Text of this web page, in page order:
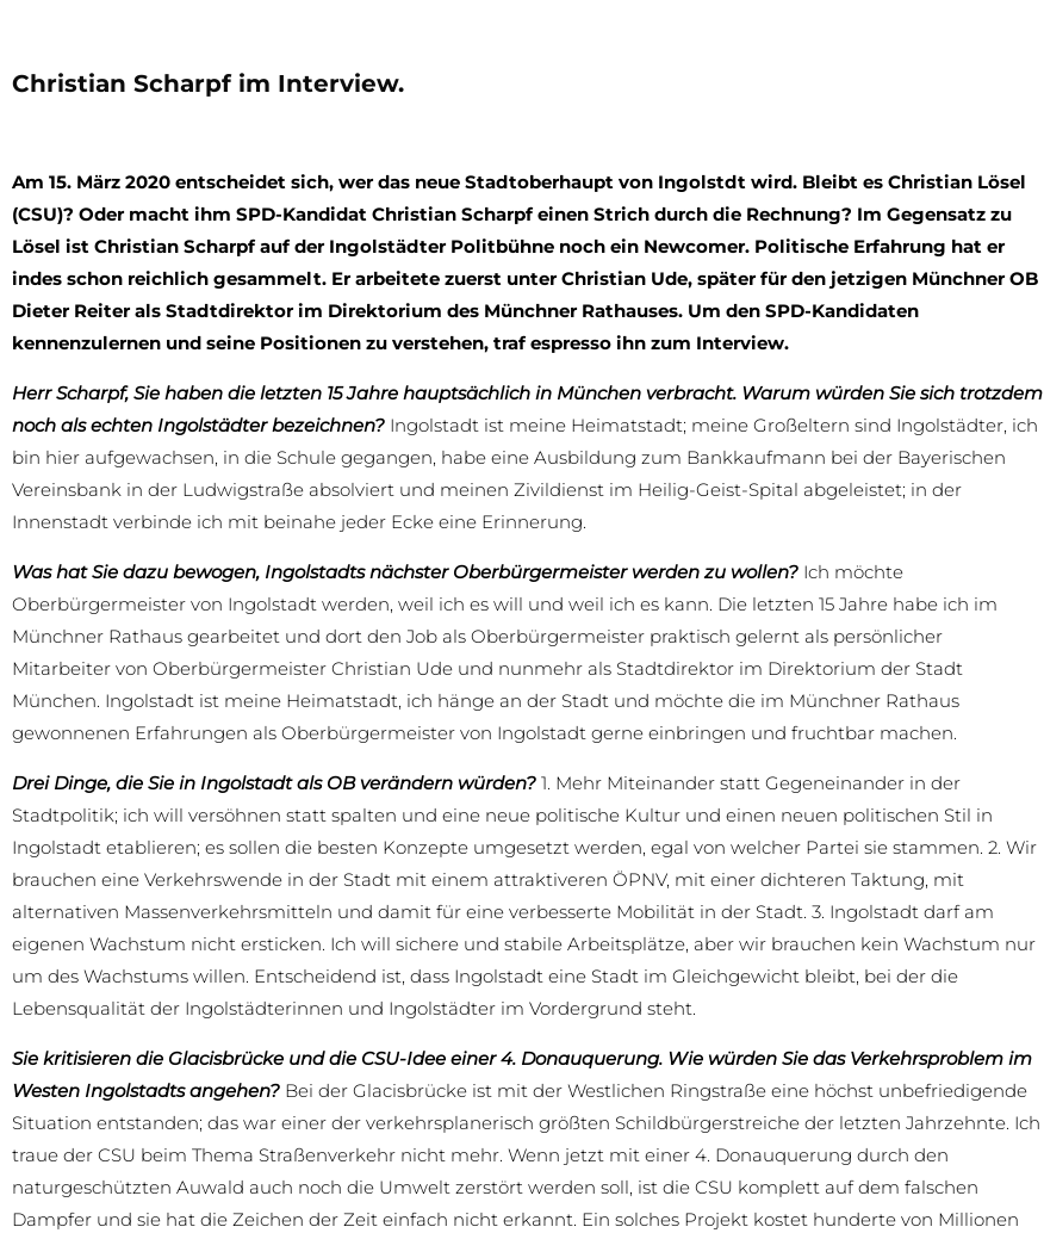
Christian Scharpf im Interview.
Am 15. März 2020 entscheidet sich, wer das neue Stadtoberhaupt von Ingolstdt wird. Bleibt es Christian Lösel
(CSU)? Oder macht ihm SPD-Kandidat Christian Scharpf einen Strich durch die Rechnung? Im Gegensatz zu
Lösel ist Christian Scharpf auf der Ingolstädter Politbühne noch ein Newcomer. Politische Erfahrung hat er
indes schon reichlich gesammelt. Er arbeitete zuerst unter Christian Ude, später für den jetzigen Münchner OB
Dieter Reiter als Stadtdirektor im Direktorium des Münchner Rathauses. Um den SPD-Kandidaten
kennenzulernen und seine Positionen zu verstehen, traf espresso ihn zum Interview.
Herr Scharpf, Sie haben die letzten 15 Jahre hauptsächlich in München verbracht. Warum würden Sie sich trotzdem
noch als echten Ingolstädter bezeichnen? Ingolstadt ist meine Heimatstadt; meine Großeltern sind Ingolstädter, ich
bin hier aufgewachsen, in die Schule gegangen, habe eine Ausbildung zum Bankkaufmann bei der Bayerischen
Vereinsbank in der Ludwigstraße absolviert und meinen Zivildienst im Heilig-Geist-Spital abgeleistet; in der
Innenstadt verbinde ich mit beinahe jeder Ecke eine Erinnerung.
Was hat Sie dazu bewogen, Ingolstadts nächster Oberbürgermeister werden zu wollen? Ich möchte
Oberbürgermeister von Ingolstadt werden, weil ich es will und weil ich es kann. Die letzten 15 Jahre habe ich im
Münchner Rathaus gearbeitet und dort den Job als Oberbürgermeister praktisch gelernt als persönlicher
Mitarbeiter von Oberbürgermeister Christian Ude und nunmehr als Stadtdirektor im Direktorium der Stadt
München. Ingolstadt ist meine Heimatstadt, ich hänge an der Stadt und möchte die im Münchner Rathaus
gewonnenen Erfahrungen als Oberbürgermeister von Ingolstadt gerne einbringen und fruchtbar machen.
Drei Dinge, die Sie in Ingolstadt als OB verändern würden? 1. Mehr Miteinander statt Gegeneinander in der
Stadtpolitik; ich will versöhnen statt spalten und eine neue politische Kultur und einen neuen politischen Stil in
Ingolstadt etablieren; es sollen die besten Konzepte umgesetzt werden, egal von welcher Partei sie stammen. 2. Wir
brauchen eine Verkehrswende in der Stadt mit einem attraktiveren ÖPNV, mit einer dichteren Taktung, mit
alternativen Massenverkehrsmitteln und damit für eine verbesserte Mobilität in der Stadt. 3. Ingolstadt darf am
eigenen Wachstum nicht ersticken. Ich will sichere und stabile Arbeitsplätze, aber wir brauchen kein Wachstum nur
um des Wachstums willen. Entscheidend ist, dass Ingolstadt eine Stadt im Gleichgewicht bleibt, bei der die
Lebensqualität der Ingolstädterinnen und Ingolstädter im Vordergrund steht.
Sie kritisieren die Glacisbrücke und die CSU-Idee einer 4. Donauquerung. Wie würden Sie das Verkehrsproblem im
Westen Ingolstadts angehen? Bei der Glacisbrücke ist mit der Westlichen Ringstraße eine höchst unbefriedigende
Situation entstanden; das war einer der verkehrsplanerisch größten Schildbürgerstreiche der letzten Jahrzehnte. Ich
traue der CSU beim Thema Straßenverkehr nicht mehr. Wenn jetzt mit einer 4. Donauquerung durch den
naturgeschützten Auwald auch noch die Umwelt zerstört werden soll, ist die CSU komplett auf dem falschen
Dampfer und sie hat die Zeichen der Zeit einfach nicht erkannt. Ein solches Projekt kostet hunderte von Millionen